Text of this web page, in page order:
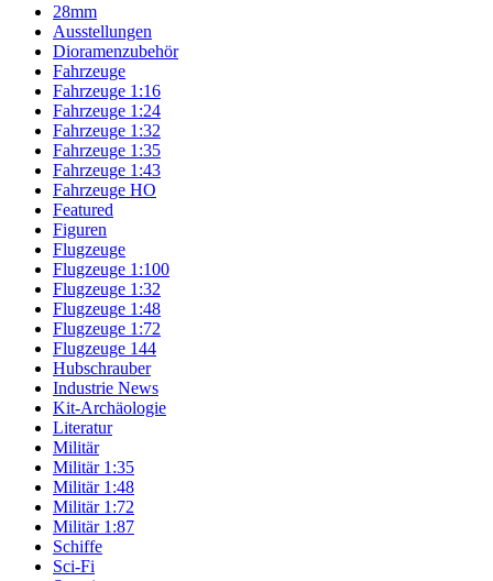
28mm
Ausstellungen
Dioramenzubehör
Fahrzeuge
Fahrzeuge 1:16
Fahrzeuge 1:24
Fahrzeuge 1:32
Fahrzeuge 1:35
Fahrzeuge 1:43
Fahrzeuge HO
Featured
Figuren
Flugzeuge
Flugzeuge 1:100
Flugzeuge 1:32
Flugzeuge 1:48
Flugzeuge 1:72
Flugzeuge 144
Hubschrauber
Industrie News
Kit-Archäologie
Literatur
Militär
Militär 1:35
Militär 1:48
Militär 1:72
Militär 1:87
Schiffe
Sci-Fi